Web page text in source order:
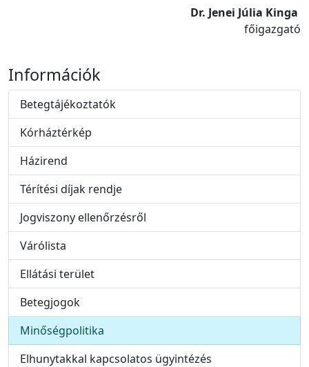
Dr. Jenei Júlia Kinga
főigazgató
Információk
Betegtájékoztatók
Kórháztérkép
Házirend
Térítési díjak rendje
Jogviszony ellenőrzésről
Várólista
Ellátási terület
Betegjogok
Minőségpolitika
Elhunytakkal kapcsolatos ügyintézés